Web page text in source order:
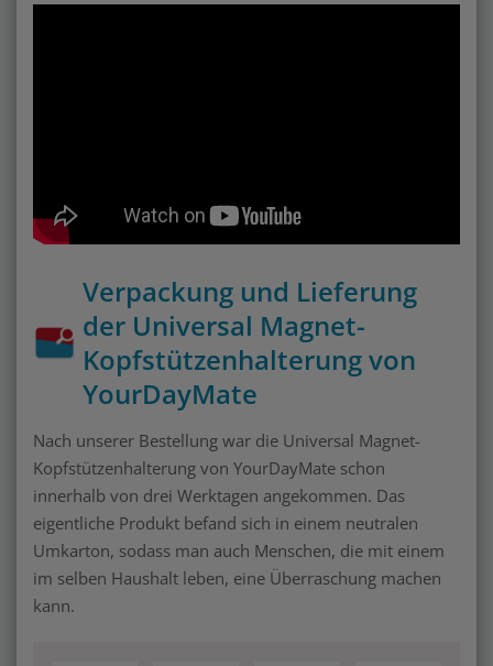
Verpackung und Lieferung
der Universal Magnet-
Kopfstützenhalterung von
YourDayMate
Nach unserer Bestellung war die Universal Magnet-
Kopfstützenhalterung von YourDayMate schon
innerhalb von drei Werktagen angekommen. Das
eigentliche Produkt befand sich in einem neutralen
Umkarton, sodass man auch Menschen, die mit einem
im selben Haushalt leben, eine Überraschung machen
kann.